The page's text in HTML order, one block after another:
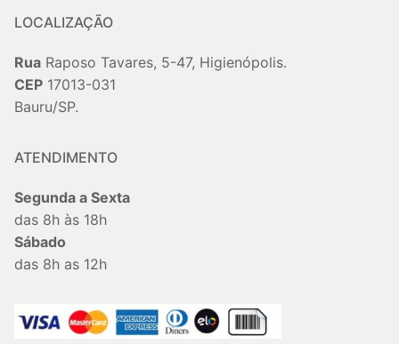
LOCALIZAÇÃO
Rua Raposo Tavares, 5-47, Higienópolis.
CEP 17013-031
Bauru/SP.
ATENDIMENTO
Segunda a Sexta
das 8h às 18h
Sábado
das 8h as 12h